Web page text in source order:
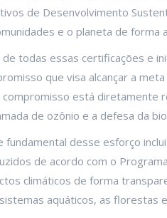
de Desenvolvimento
e o planeta de forma
de todas essas certificações e
que visa alcançar a
compromisso está diretamente
de ozônio e a defesa da
fundamental desse esforço
de acordo com o
climáticos de forma
aquáticos, as florestas